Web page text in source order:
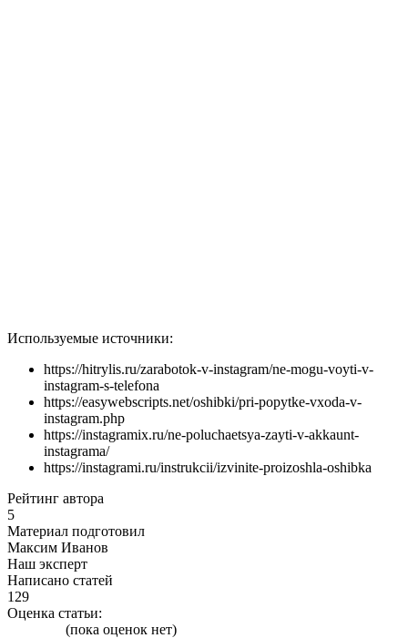
Используемые источники:
https://hitrylis.ru/zarabotok-v-instagram/ne-mogu-voyti-v-
instagram-s-telefona
https://easywebscripts.net/oshibki/pri-popytke-vxoda-v-
instagram.php
https://instagramix.ru/ne-poluchaetsya-zayti-v-akkaunt-
instagrama/
https://instagrami.ru/instrukcii/izvinite-proizoshla-oshibka
Рейтинг автора
5
Материал подготовил
Максим Иванов
Наш эксперт
Написано статей
129
Оценка статьи:
(пока оценок нет)